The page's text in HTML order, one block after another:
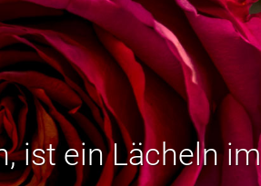
ist ein Lächeln im